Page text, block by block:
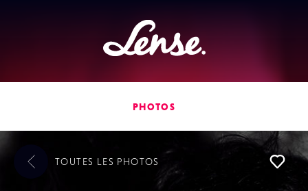
Lense
PHOTOS
TOUTES LES PHOTOS